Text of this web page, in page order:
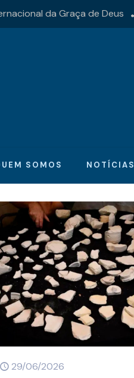
da Graça de Deus
SOMOS NOTÍCIAS
29/06/2026